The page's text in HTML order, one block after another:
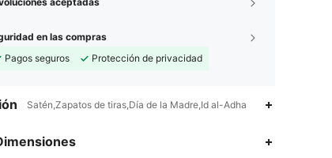
en las compras
Pagos seguros
Protección de privacidad
Satén,Zapatos de tiras,Día de la Madre,Id al-Adha